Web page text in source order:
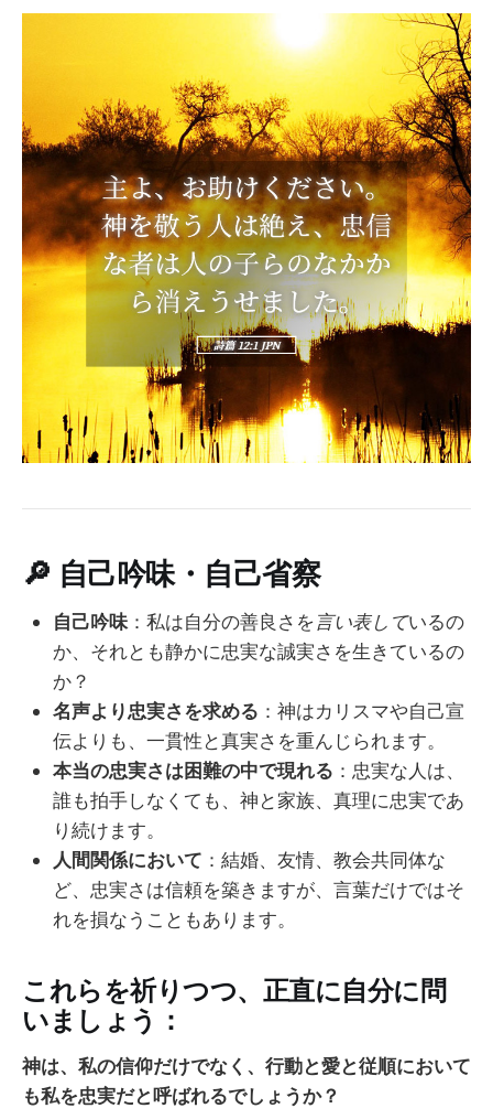
🔎 自己吟味・自己省察
自己吟味 ：私は自分の善良さを言い表しているの
か、それとも静かに忠実な誠実さを生きているの
か？
名声より忠実さを求める ：神はカリスマや自己宣
伝よりも、一貫性と真実さを重んじられます。
本当の忠実さは困難の中で現れる ：忠実な人は、
誰も拍手しなくても、神と家族、真理に忠実であ
り続けます。
人間関係において ：結婚、友情、教会共同体な
ど、忠実さは信頼を築きますが、言葉だけではそ
れを損なうこともあります。
これらを祈りつつ、正直に自分に問
いましょう：
神は、私の信仰だけでなく、行動と愛と従順において
も私を忠実だと呼ばれるでしょうか？